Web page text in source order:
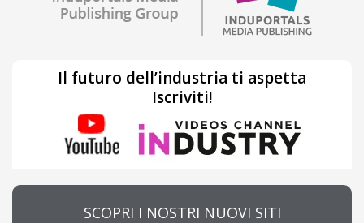
Il futuro dell’industria ti aspetta
Iscriviti!
SCOPRI I NOSTRI NUOVI SITI